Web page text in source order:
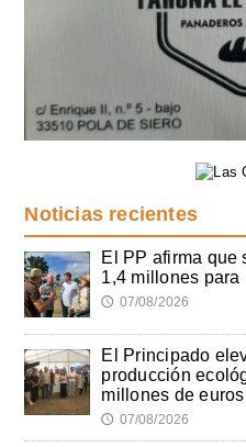
Noticias recientes
El PP afirma que
1,4 millones
🕔 07/08/2026
El Principado
producción
millones de euros
🕔 07/08/2026